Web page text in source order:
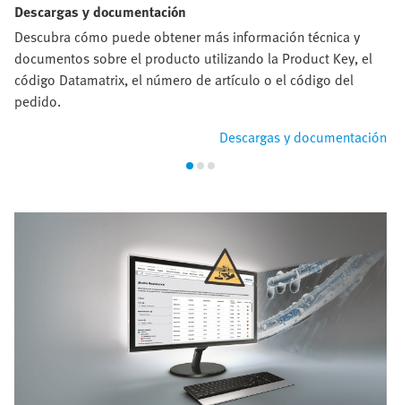
Descargas y documentación
Descubra cómo puede obtener más información técnica y
documentos sobre el producto utilizando la Product Key, el
código Datamatrix, el número de artículo o el código del
pedido.
Descargas y documentación